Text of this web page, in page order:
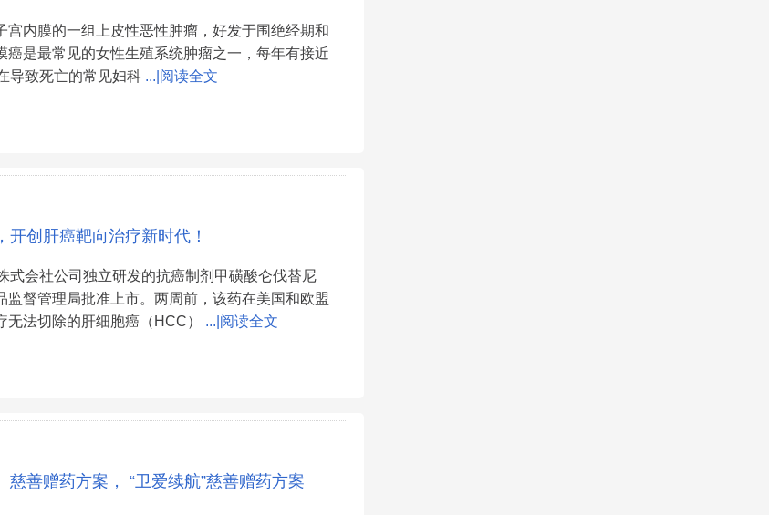
宫内膜的一组上皮性恶性肿瘤，好发于围绝经期和
癌是最常见的女性生殖系统肿瘤之一，每年有接近
导致死亡的常见妇科 ...|阅读全文
开创肝癌靶向治疗新时代！
式会社公司独立研发的抗癌制剂甲磺酸仑伐替尼
监督管理局批准上市。两周前，该药在美国和欧盟
无法切除的肝细胞癌（HCC） ...|阅读全文
慈善赠药方案， “卫爱续航”慈善赠药方案